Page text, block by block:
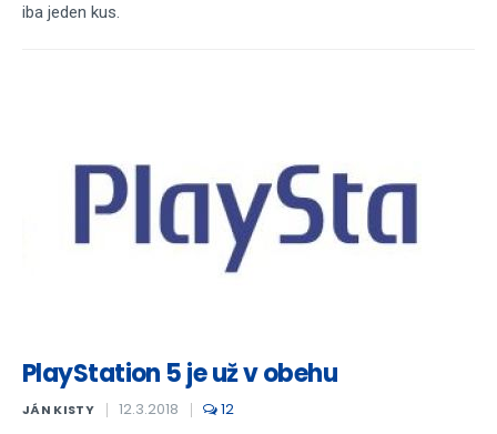
iba jeden kus.
PlayStation 5 je už v obehu
JÁN KISTY 12.3.2018 12